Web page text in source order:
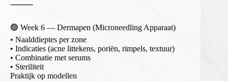
⸻
🟢 Week 6 — Dermapen (Microneedling Apparaat)
• Naalddieptes per zone
• Indicaties (acne littekens, poriën, rimpels, textuur)
• Combinatie met serums
• Steriliteit
Praktijk op modellen